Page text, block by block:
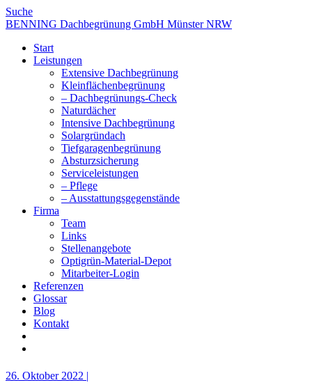
Suche
BENNING Dachbegrünung GmbH Münster NRW
Start
Leistungen
Extensive Dachbegrünung
Kleinflächenbegrünung
– Dachbegrünungs-Check
Naturdächer
Intensive Dachbegrünung
Solargründach
Tiefgaragenbegrünung
Absturzsicherung
Serviceleistungen
– Pflege
– Ausstattungsgegenstände
Firma
Team
Links
Stellenangebote
Optigrün-Material-Depot
Mitarbeiter-Login
Referenzen
Glossar
Blog
Kontakt
26. Oktober 2022 |